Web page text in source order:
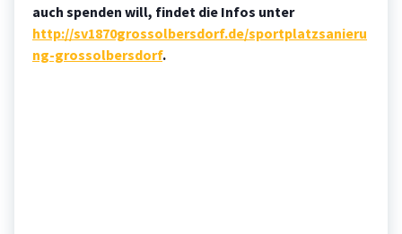
auch spenden will, findet die Infos unter
http://sv1870grossolbersdorf.de/sportplatzsanieru
ng-grossolbersdorf.